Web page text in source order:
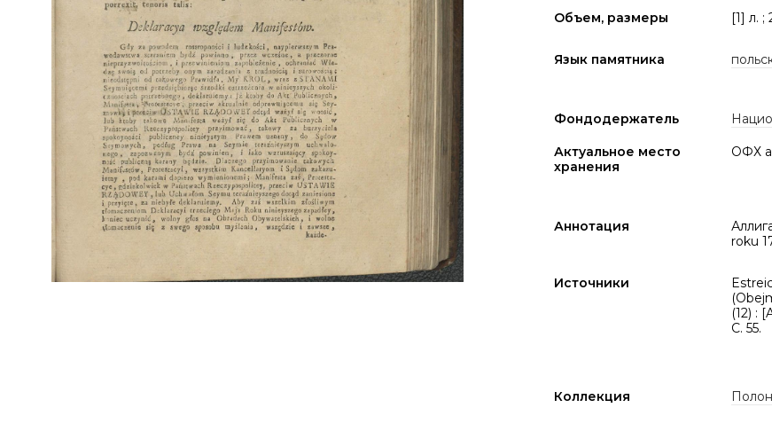
Объем, размеры [1] л. ;
Язык памятника
Фондодержатель
Актуальное место
хранения
ОФХ
Аннотация
roku
Источники
(12) :
C. 55.
Коллекция